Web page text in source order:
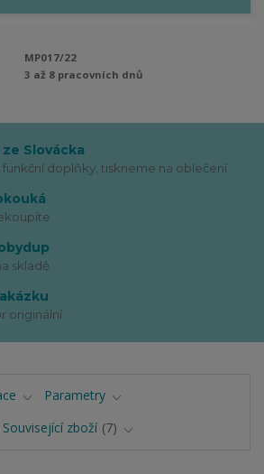
MP017/22
3 až 8 pracovních dnů
Slovácka
funkční doplňky, tiskneme na oblečení
skladě
originální
Parametry
Související zboží 7